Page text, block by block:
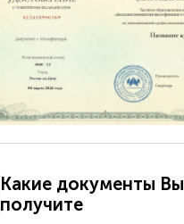
Какие документы Вы
получите